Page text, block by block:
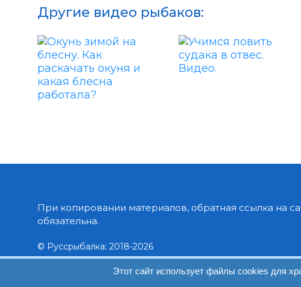
Другие видео рыбаков:
При копировании материалов, обратная ссылка на
обязательна.
© Руссрыбалка: 2018-2026
Этот сайт использует файлы cookies для